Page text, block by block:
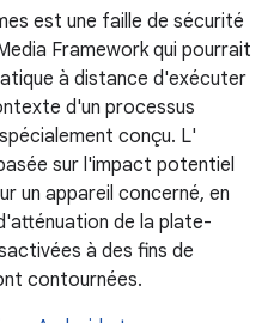
est une faille de sécurité
Framework qui pourrait
à distance d'exécuter
d'un processus
conçu. L'
sur l'impact potentiel
un appareil concerné, en
de la plate-
à des fins de
contournées.